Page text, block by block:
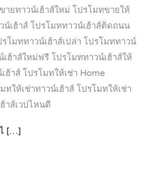
ายทาวน์เฮ้าส์ใหม่ โปรโมทขายให้
น์เฮ้าส์ โปรโมททาวน์เฮ้าส์ติดถนน
โมททาวน์เฮ้าส์เปล่า โปรโมททาวน์
เฮ้าส์ใหม่ฟรี โปรโมททาวน์เฮ้าส์ให้
ฮ้าส์ โปรโมทให้เช่า Home
ทให้เช่าทาวน์เฮ้าส์ โปรโมทให้เช่า
าส์เวปไหนดี
ไ […]